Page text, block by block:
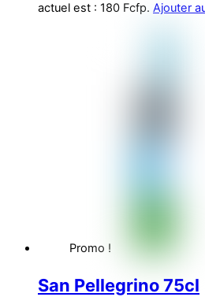
actuel est : 180 Fcfp. Ajouter
Promo !
San Pellegrino 75cl